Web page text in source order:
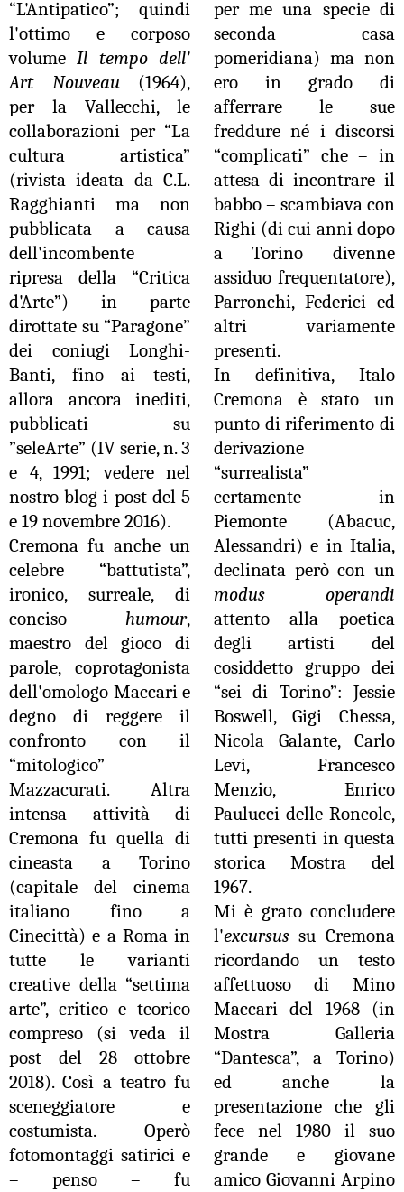
“L'Antipatico”; quindi
l'ottimo e corposo
volumeIl tempo dell'
Art
Nouveau (1964),
per la Vallecchi, le
collaborazioni per “La
cultura artistica”
(rivista ideata da C.L.
Ragghianti ma non
pubblicata a causa
dell'incombente
ripresa della “Critica
d'Arte”) in parte
dirottate su “Paragone”
dei coniugi Longhi-
Banti, fino ai testi,
allora ancora inediti,
pubblicati su
”seleArte” (IV serie, n. 3
e 4, 1991; vedere nel
nostro blog i post del 5
e 19 novembre 2016).
Cremona fu anche un
celebre “battutista”,
ironico, surreale, di
conciso humour,
maestro del gioco di
parole, coprotagonista
dell'omologo Maccari e
degno di reggere il
confronto con il
“mitologico”
Mazzacurati. Altra
intensa attività di
Cremona fu quella di
cineasta a Torino
(capitale del cinema
italiano fino a
Cinecittà) e a Roma in
tutte le varianti
creative della “settima
arte”, critico e teorico
compreso (si veda il
post del 28 ottobre
2018). Così a teatro fu
sceneggiatore e
costumista. Operò
fotomontaggi satirici e
– penso – fu
per me una specie di
seconda casa
pomeridiana) ma non
ero in grado di
afferrare le sue
freddure né i discorsi
“complicati” che – in
attesa di incontrare il
babbo – scambiava con
Righi (di cui anni dopo
a Torino divenne
assiduo frequentatore),
Parronchi, Federici ed
altri variamente
presenti.
In definitiva, Italo
Cremona è stato un
punto di riferimento di
derivazione
“surrealista”
certamente in
Piemonte (Abacuc,
Alessandri) e in Italia,
declinata però con un
modus operandi
attento alla poetica
degli artisti del
cosiddetto gruppo dei
“sei di Torino”: Jessie
Boswell, Gigi Chessa,
Nicola Galante, Carlo
Levi, Francesco
Menzio, Enrico
Paulucci delle Roncole,
tutti presenti in questa
storica Mostra del
1967.
Mi è grato concludere
l'excursussu Cremona
ricordando un testo
affettuoso di Mino
Maccari del 1968 (in
Mostra Galleria
“Dantesca”, a Torino)
ed anche la
presentazione che gli
fece nel 1980 il suo
grande e giovane
amico Giovanni Arpino